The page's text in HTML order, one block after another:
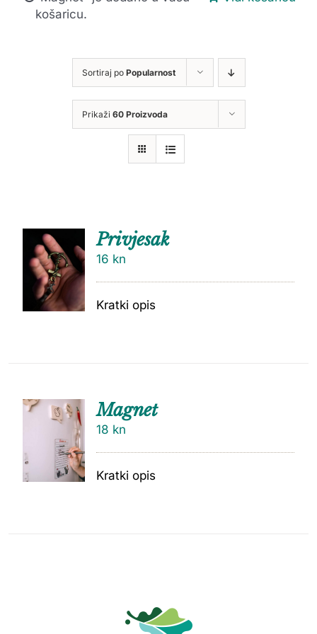
košaricu.
Sortiraj po Popularnost
Prikaži 60 Proizvoda
DODAJ
U
KOŠARI
CU
Privjesak
16 kn
Kratki opis
Magnet
18 kn
Kratki opis